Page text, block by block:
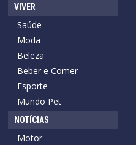
VIVER
Saúde
Moda
Beleza
Beber e Comer
Esporte
Mundo Pet
NOTÍCIAS
Motor